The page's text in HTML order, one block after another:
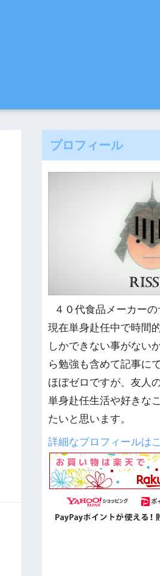
プロフィール
４０代食品メーカーの
現在単身赴任中で時間
しかできない事がない
ら勉強も含めて記事に
ほぼゼロですが、友人
単身赴任生活や好きな
たいと思います。
詳細なプロフィールは